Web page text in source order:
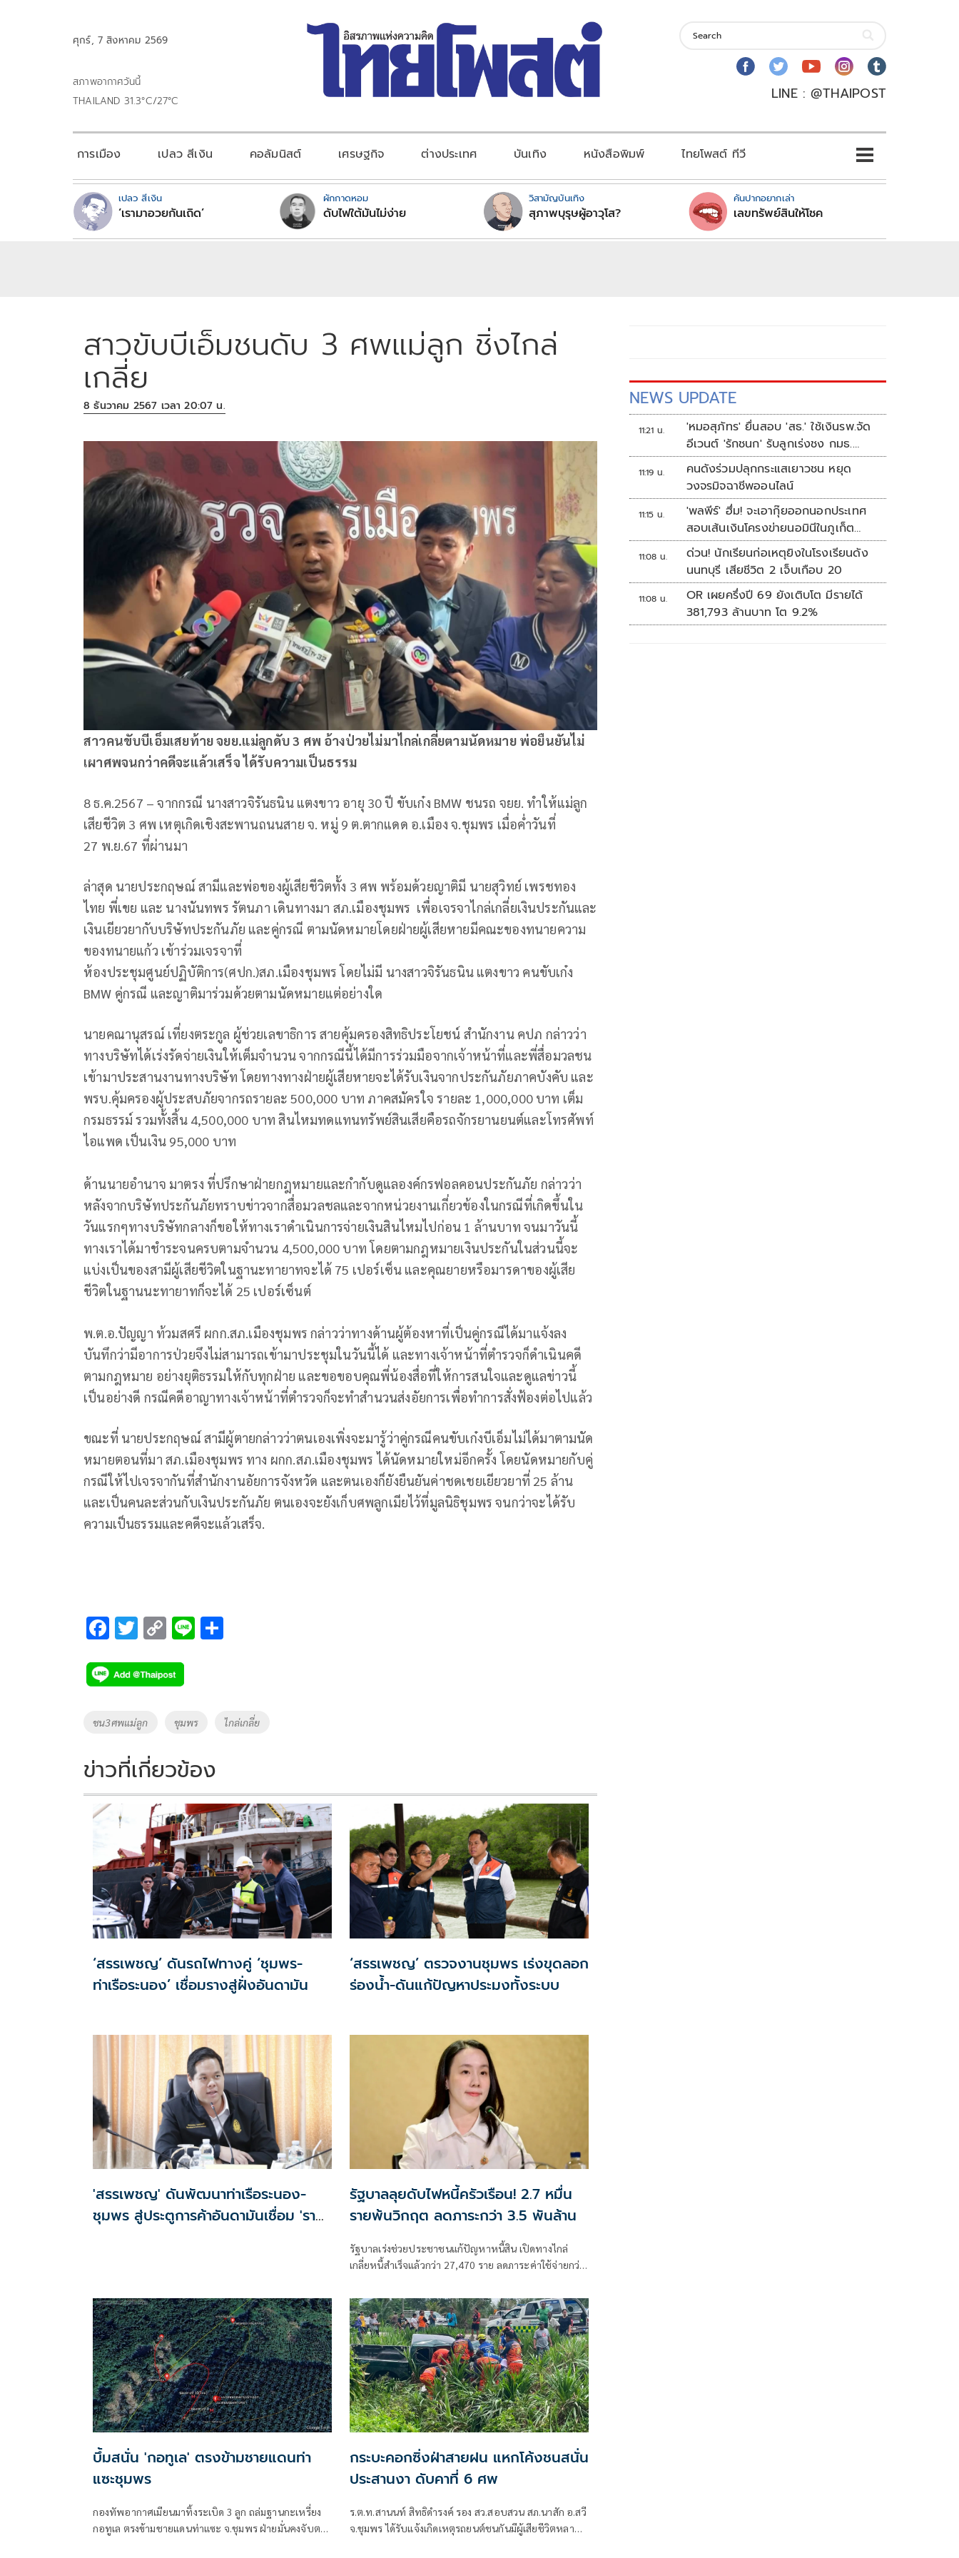
ศุกร์, 7 สิงหาคม 2569
สภาพอากาศวันนี้
THAILAND 31.3°C/27°C
LINE : @THAIPOST
การเมือง เปลว สีเงิน คอลัมนิสต์ เศรษฐกิจ ต่างประเทศ บันเทิง หนังสือพิมพ์ ไทยโพสต์ ทีวี
เปลว สีเงิน
‘เรามาอวยกันเถิด’
ผักกาดหอม
ดับไฟใต้มันไม่ง่าย
วิสามัญบันเทิง
สุภาพบุรุษผู้อาวุโส?
คันปากอยากเล่า
เลขทรัพย์สินให้โชค
สาวขับบีเอ็มชนดับ 3 ศพแม่ลูก ชิ่งไกล่
เกลี่ย
8 ธันวาคม 2567 เวลา 20:07 น.
สาวคนขับบีเอ็มเสยท้าย จยย.แม่ลูกดับ 3 ศพ อ้างป่วยไม่มาไกล่เกลี่ยตามนัดหมาย พ่อยืนยันไม่
เผาศพจนกว่าคดีจะแล้วเสร็จ ได้รับความเป็นธรรม
8 ธ.ค.2567 – จากกรณี นางสาวจิรันธนิน แตงขาว อายุ 30 ปี ขับเก๋ง BMW ชนรถ จยย. ทำให้แม่ลูก
เสียชีวิต 3 ศพ เหตุเกิดเชิงสะพานถนนสาย จ. หมู่ 9 ต.ตากแดด อ.เมือง จ.ชุมพร เมื่อค่ำวันที่
27 พ.ย.67 ที่ผ่านมา
ล่าสุด นายประกฤษณ์ สามีและพ่อของผู้เสียชีวิตทั้ง 3 ศพ พร้อมด้วยญาติมี นายสุวิทย์ เพรชทอง
ไทย พี่เขย และ นางนันทพร รัตนภา เดินทางมา สภ.เมืองชุมพร เพื่อเจรจาไกล่เกลี่ยเงินประกันและ
เงินเยียวยากับบริษัทประกันภัย และคู่กรณี ตามนัดหมายโดยฝ่ายผู้เสียหายมีคณะของทนายความ
ของทนายแก้ว เข้าร่วมเจรจาที่
ห้องประชุมศูนย์ปฏิบัติการ(ศปก.)สภ.เมืองชุมพร โดยไม่มี นางสาวจิรันธนิน แตงขาว คนขับเก๋ง
BMW คู่กรณี และญาติมาร่วมด้วยตามนัดหมายแต่อย่างใด
นายคณานุสรณ์ เที่ยงตระกูล ผู้ช่วยเลขาธิการ สายคุ้มครองสิทธิประโยชน์ สำนักงาน คปภ กล่าวว่า
ทางบริษัทได้เร่งรัดจ่ายเงินให้เต็มจำนวน จากกรณีนี้ได้มีการร่วมมือจากเจ้าหน้าที่และพี่สื่อมวลชน
เข้ามาประสานงานทางบริษัท โดยทางทางฝ่ายผู้เสียหายจะได้รับเงินจากประกันภัยภาคบังคับ และ
พรบ.คุ้มครองผู้ประสบภัยจากรถรายละ 500,000 บาท ภาคสมัครใจ รายละ 1,000,000 บาท เต็ม
กรมธรรม์ รวมทั้งสิ้น 4,500,000 บาท สินไหมทดแทนทรัพย์สินเสียคือรถจักรยานยนต์และโทรศัพท์
ไอแพด เป็นเงิน 95,000 บาท
ด้านนายอำนาจ มาตรง ที่ปรึกษาฝ่ายกฎหมายและกำกับดูแลองค์กรฟอลคอนประกันภัย กล่าวว่า
หลังจากบริษัทประกันภัยทราบข่าวจากสื่อมวลชลและจากหน่วยงานเกี่ยวข้องในกรณีที่เกิดขึ้นใน
วันแรกๆทางบริษัทกลางก็ขอให้ทางเราดำเนินการจ่ายเงินสินไหมไปก่อน 1 ล้านบาท จนมาวันนี้
ทางเราได้มาชำระจนครบตามจำนวน 4,500,000 บาท โดยตามกฎหมายเงินประกันในส่วนนี้จะ
แบ่งเป็นของสามีผู้เสียชีวิตในฐานะทายาทจะได้ 75 เปอร์เซ็น และคุณยายหรือมารดาของผู้เสีย
ชีวิตในฐานนะทายาทก็จะได้ 25 เปอร์เซ็นต์
พ.ต.อ.ปัญญา ท้วมสศรี ผกก.สภ.เมืองชุมพร กล่าวว่าทางด้านผู้ต้องหาที่เป็นคู่กรณีได้มาแจ้งลง
บันทึกว่ามีอาการป่วยจึงไม่สามารถเข้ามาประชุมในวันนี้ได้ และทางเจ้าหน้าที่ตำรวจก็ดำเนินคดี
ตามกฎหมาย อย่างยุติธรรมให้กับทุกฝ่าย และขอขอบคุณพี่น้องสื่อที่ให้การสนใจและดูแลข่าวนี้
เป็นอย่างดี กรณีคดีอาญาทางเจ้าหน้าที่ตำรวจก็จะทำสำนวนส่งอัยการเพื่อทำการสั่งฟ้องต่อไปแล้ว
ขณะที่ นายประกฤษณ์ สามีผู้ตายกล่าวว่าตนเองเพิ่งจะมารู้ว่าคู่กรณีคนขับเก๋งบีเอ็มไม่ได้มาตามนัด
หมายตอนที่มา สภ.เมืองชุมพร ทาง ผกก.สภ.เมืองชุมพร ได้นัดหมายใหม่อีกครั้ง โดยนัดหมายกับคู่
กรณีให้ไปเจรจากันที่สำนักงานอัยการจังหวัด และตนเองก็ยังยืนยันค่าชดเชยเยียวยาที่ 25 ล้าน
และเป็นคนละส่วนกับเงินประกันภัย ตนเองจะยังเก็บศพลูกเมียไว้ที่มูลนิธิชุมพร จนกว่าจะได้รับ
ความเป็นธรรมและคดีจะแล้วเสร็จ.
F
e
b
o
k
T
tt
er
C
p
y
Li
k
Li
Tags
ชน3ศพแม่ลูก ชุมพร ไกล่เกลี่ย
ข่าวที่เกี่ยวข้อง
‘สรรเพชญ’ ดันรถไฟทางคู่ ‘ชุมพร-
ท่าเรือระนอง’ เชื่อมรางสู่ฝั่งอันดามัน
‘สรรเพชญ’ ตรวจงานชุมพร เร่งขุดลอก
ร่องน้ำ-ดันแก้ปัญหาประมงทั้งระบบ
'สรรเพชญ' ดันพัฒนาท่าเรือระนอง-
ชุมพร สู่ประตูการค้าอันดามันเชื่อม 'ราง-
รัฐบาลลุยดับไฟหนี้ครัวเรือน! 2.7 หมื่น
รายพ้นวิกฤต ลดภาระกว่า 3.5 พันล้าน
รัฐบาลเร่งช่วยประชาชนแก้ปัญหาหนี้สิน เปิดทางไกล่
เกลี่ยหนี้สำเร็จแล้วกว่า 27,470 ราย ลดภาระค่าใช้จ่ายกว่า
บึ้มสนั่น 'กอทูเล' ตรงข้ามชายแดนท่า
แซะชุมพร
กองทัพอากาศเมียนมาทิ้งระเบิด 3 ลูก ถล่มฐานกะเหรี่ยง
กอทูเล ตรงข้ามชายแดนท่าแซะ จ.ชุมพร ฝ่ายมั่นคงจับตา
กระบะคอกซิ่งฝ่าสายฝน แหกโค้งชนสนั่น
ประสานงา ดับคาที่ 6 ศพ
ร.ต.ท.สานนท์ สิทธิดำรงค์ รอง สว.สอบสวน สภ.นาสัก อ.สวี
จ.ชุมพร ได้รับแจ้งเกิดเหตุรถยนต์ชนกันมีผู้เสียชีวิตหลาย
NEWS UPDATE
11:21 น.
'หมอสุภัทร' ยื่นสอบ 'สธ.' ใช้เงินรพ.จัด
อีเวนต์ 'รักชนก' รับลูกเร่งชง กมธ.
สังคายนา
11:19 น.
คนดังร่วมปลุกกระแสเยาวชน หยุด
วงจรมิจฉาชีพออนไลน์
11:15 น.
'พลพีร์' ฮึ่ม! จะเอากุ๊ยออกนอกประเทศ
สอบเส้นเงินโครงข่ายนอมินีในภูเก็ต
กว่า100บริษัท
11:08 น.
ด่วน! นักเรียนก่อเหตุยิงในโรงเรียนดัง
นนทบุรี เสียชีวิต 2 เจ็บเกือบ 20
11:08 น.
OR เผยครึ่งปี 69 ยังเติบโต มีรายได้
381,793 ล้านบาท โต 9.2%